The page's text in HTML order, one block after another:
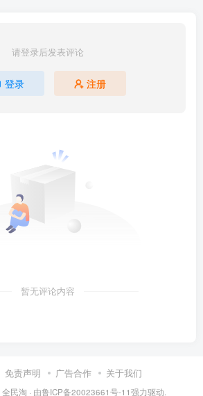
请登录后发表评论
登录 注册
暂无评论内容
免责声明 广告合作 关于我们
全民淘 · 由鲁ICP备20023661号-11强力驱动.